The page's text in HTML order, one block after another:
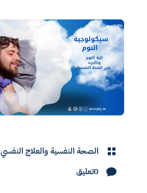
 الصحة النفسية والعلاج النفسي
 0تعليق